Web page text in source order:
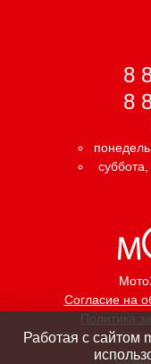
Согласие на
Политика
8
8
Работая с сайтом